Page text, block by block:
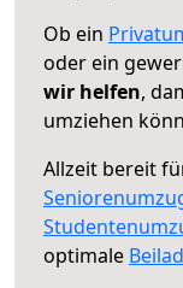
Ob ein
oder ein
wir helfen,
umziehen
Allzeit bereit
optimale